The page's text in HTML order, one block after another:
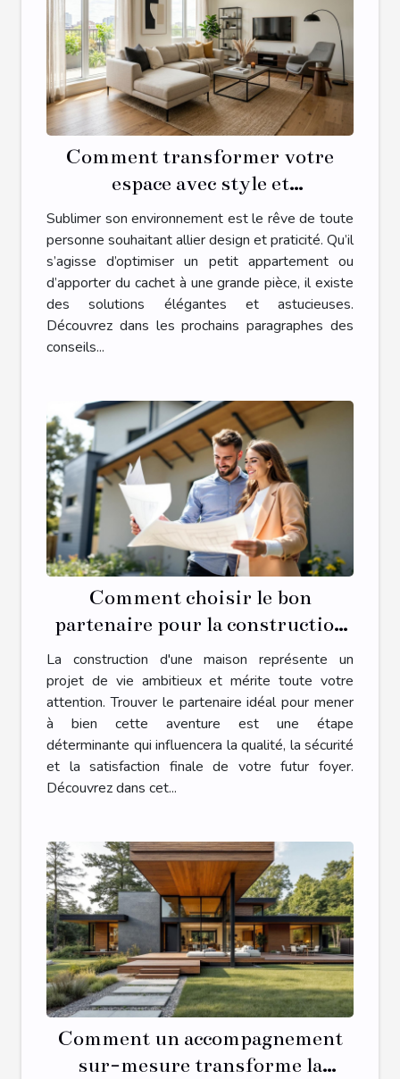
Comment transformer votre
espace avec style et
fonctionnalité?
Sublimer son environnement est le rêve de toute
personne souhaitant allier design et praticité. Qu’il
s’agisse d’optimiser un petit appartement ou
d’apporter du cachet à une grande pièce, il existe
des solutions élégantes et astucieuses.
Découvrez dans les prochains paragraphes des
conseils...
Comment choisir le bon
partenaire pour la construction
de votre maison ?
La construction d'une maison représente un
projet de vie ambitieux et mérite toute votre
attention. Trouver le partenaire idéal pour mener
à bien cette aventure est une étape
déterminante qui influencera la qualité, la sécurité
et la satisfaction finale de votre futur foyer.
Découvrez dans cet...
Comment un accompagnement
sur-mesure transforme la